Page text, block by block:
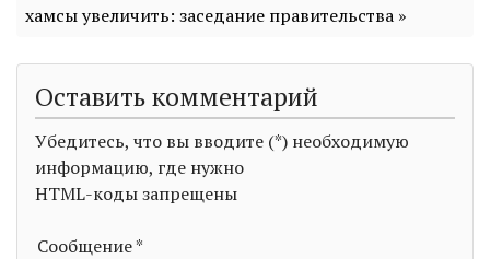
хамсы увеличить: заседание правительства »
Оставить комментарий
Убедитесь, что вы вводите (*) необходимую
информацию, где нужно
HTML-коды запрещены
Сообщение *